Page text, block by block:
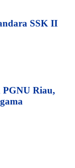
SSK II
Riau,